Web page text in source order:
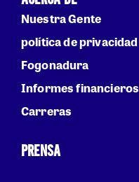
Nuestra Gente
política de privacidad
Fogonadura
Informes financieros
Carreras
PRENSA